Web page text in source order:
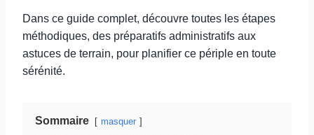
Dans ce guide complet, découvre toutes les étapes
méthodiques, des préparatifs administratifs aux
astuces de terrain, pour planifier ce périple en toute
sérénité.
Sommaire masquer